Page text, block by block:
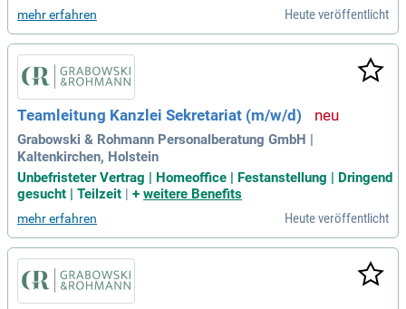
mpfang von Kunden. Sie verwalten Büromaterialien und erle
digen administrative Tätigkeiten effizient. Voraussetzungen
sind eine abgeschlossene kaufmännische Ausbildung mit S
chwerpunkt Büromanagement und mehrjährige Berufserfahr
ung in einer ähnlichen Position, idealerweise im Banken- od
er Finanzsektor. Zudem sollten Sie sicher im Umgang mit M
S Office-Anwendungen und in der deutschen sowie englisch
en Sprache sein. Bewerben Sie sich jetzt und werden Sie Tei
l unseres dynamischen Teams!
mehr erfahren Heute veröffentlicht
Teamleitung Kanzlei Sekretariat (m/w/d)
Grabowski & Rohmann Personalberatung GmbH |
Kaltenkirchen, Holstein
Unbefristeter Vertrag | Homeoffice | Festanstellung | Dringend
gesucht | Teilzeit | + weitere Benefits
mehr erfahren Heute veröffentlicht